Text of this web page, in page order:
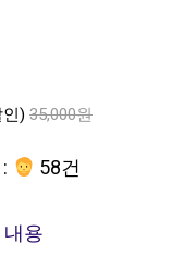
) 35,000원
58건
내용